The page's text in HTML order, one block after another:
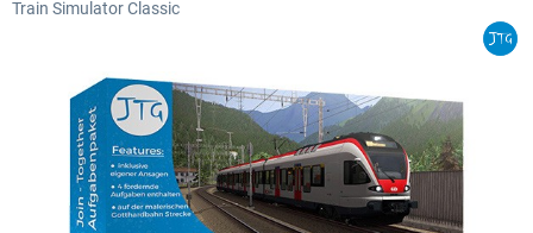
Train Simulator Classic